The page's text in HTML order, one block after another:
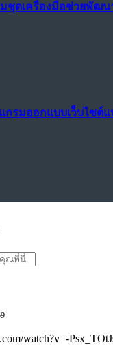
ชุดเครื่องมือช่วยพัฒน
แกรมออกแบบเว็บไซต์
watch?v=-